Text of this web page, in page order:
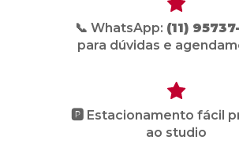
📞 WhatsApp: (11)
para dúvidas e
🅿️ Estacionamento fácil
ao studio